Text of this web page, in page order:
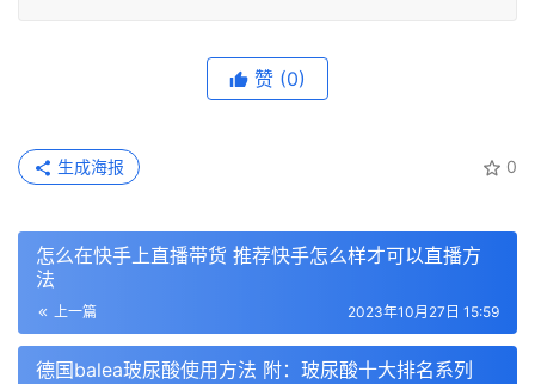
赞 (0)
0
生成海报
怎么在快手上直播带货 推荐快手怎么样才可以直播方
法
上一篇 2023年10月27日 15:59
德国balea玻尿酸使用方法 附：玻尿酸十大排名系列